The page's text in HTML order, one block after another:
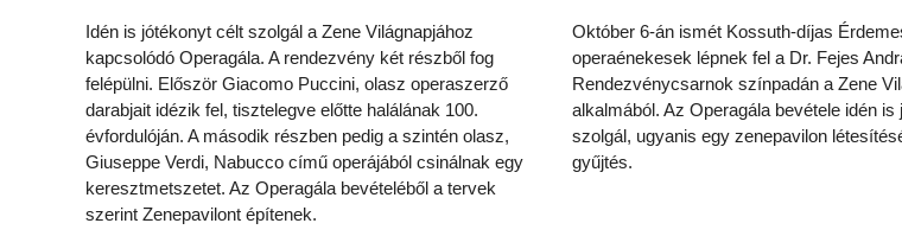
Idén is jótékonyt célt szolgál a Zene Világnapjához
kapcsolódó Operagála. A rendezvény két részből fog
felépülni. Először Giacomo Puccini, olasz operaszerző
darabjait idézik fel, tisztelegve előtte halálának 100.
évfordulóján. A második részben pedig a szintén olasz,
Giuseppe Verdi, Nabucco című operájából csinálnak egy
keresztmetszetet. Az Operagála bevételéből a tervek
szerint Zenepavilont építenek.
Október 6-án ismét Kossuth-díjas
operaénekesek lépnek fel a Dr. Fejes
Rendezvénycsarnok színpadán a Zene
alkalmából. Az Operagála bevétele idén
szolgál, ugyanis egy zenepavilon
gyűjtés.